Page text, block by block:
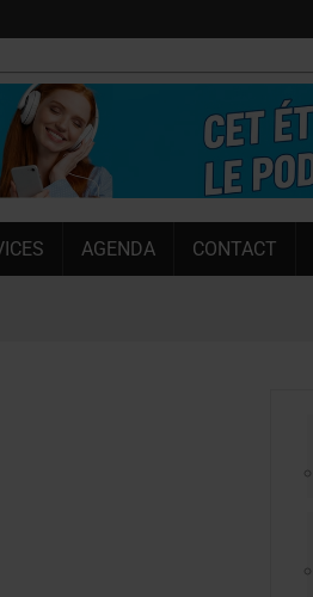
AGENDA CONTACT
VILAINE